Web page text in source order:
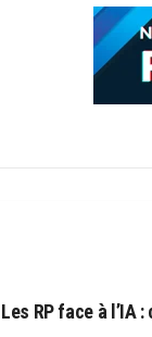
Les RP face à l’IA